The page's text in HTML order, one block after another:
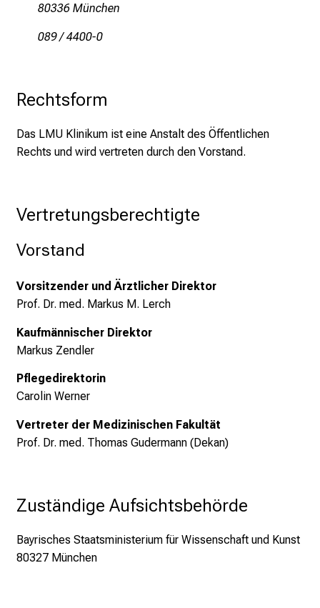
80336 München
089 / 4400-0
Rechtsform
Das LMU Klinikum ist eine Anstalt des Öffentlichen
Rechts und wird vertreten durch den Vorstand.
Vertretungsberechtigte
Vorstand
Vorsitzender und Ärztlicher Direktor
Prof. Dr. med. Markus M. Lerch
Kaufmännischer Direktor
Markus Zendler
Pflegedirektorin
Carolin Werner
Vertreter der Medizinischen Fakultät
Prof. Dr. med. Thomas Gudermann (Dekan)
Zuständige Aufsichtsbehörde
Bayrisches Staatsministerium für Wissenschaft und Kunst
80327 München